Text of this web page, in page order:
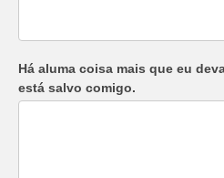
Há aluma coisa mais que eu
está salvo comigo.